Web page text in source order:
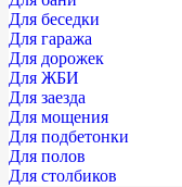
Для беседки
Для гаража
Для дорожек
Для ЖБИ
Для заезда
Для мощения
Для подбетонки
Для полов
Для столбиков